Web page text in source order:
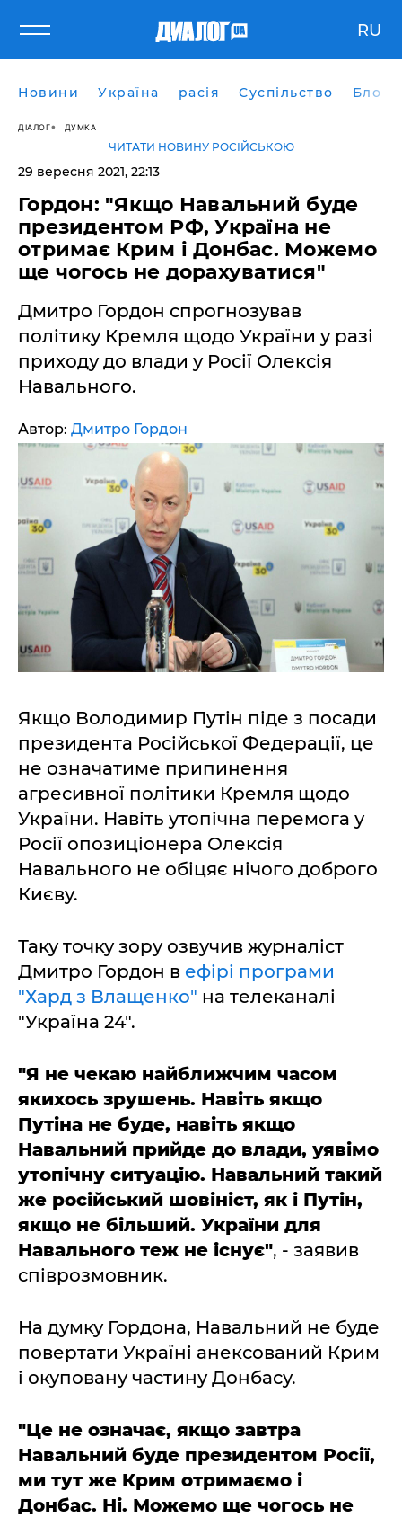
RU
Новини Україна расія Суспільство Блоги
ДІАЛОГ ДУМКА
ЧИТАТИ НОВИНУ РОСІЙСЬКОЮ
29 вересня 2021, 22:13
Гордон: "Якщо Навальний буде
президентом РФ, Україна не
отримає Крим і Донбас. Можемо
ще чогось не дорахуватися"
Дмитро Гордон спрогнозував
політику Кремля щодо України у разі
приходу до влади у Росії Олексія
Навального.
Автор: Дмитро Гордон
Якщо Володимир Путін піде з посади
президента Російської Федерації, це
не означатиме припинення
агресивної політики Кремля щодо
України. Навіть утопічна перемога у
Росії опозиціонера Олексія
Навального не обіцяє нічого доброго
Києву.
Таку точку зору озвучив журналіст
Дмитро Гордон в ефірі програми
"Хард з Влащенко" на телеканалі
"Україна 24".
"Я не чекаю найближчим часом
якихось зрушень. Навіть якщо
Путіна не буде, навіть якщо
Навальний прийде до влади, уявімо
утопічну ситуацію. Навальний такий
же російський шовініст, як і Путін,
якщо не більший. України для
Навального теж не існує", - заявив
співрозмовник.
На думку Гордона, Навальний не буде
повертати Україні анексований Крим
і окуповану частину Донбасу.
"Це не означає, якщо завтра
Навальний буде президентом Росії,
ми тут же Крим отримаємо і
Донбас. Ні. Можемо ще чогось не